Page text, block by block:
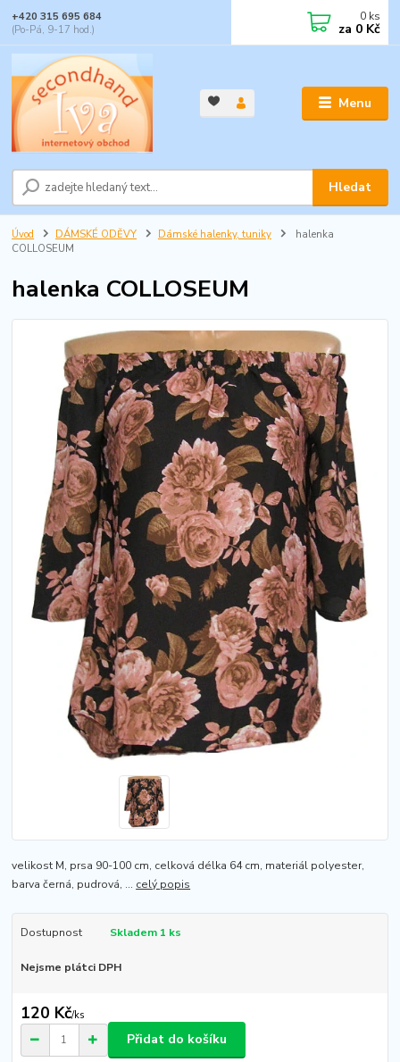
Menu
Hledat
+420 315 695 684
(Po-Pá, 9-17 hod.)
0 ks
za 0 Kč
Úvod DÁMSKÉ ODĚVY Dámské halenky, tuniky
halenka
COLLOSEUM
halenka COLLOSEUM
velikost M, prsa 90-100 cm, celková délka 64 cm, materiál polyester,
barva černá, pudrová, ... celý popis
Dostupnost Skladem 1 ks
Nejsme plátci DPH
120 Kč/ks
Přidat do košíku